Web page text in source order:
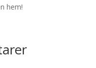
hem!